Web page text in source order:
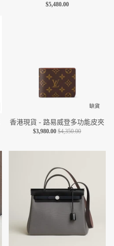
$5,480.00
缺貨
香港現貨 - 路易威登多功能皮夾
$3,980.00 $4,350.00